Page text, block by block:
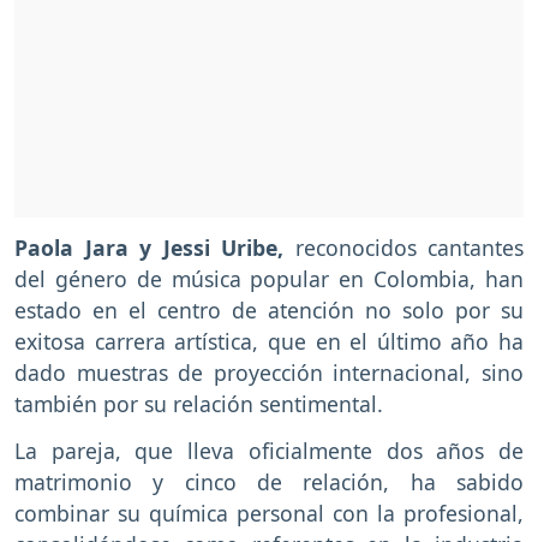
Paola Jara y Jessi Uribe, reconocidos cantantes
del género de música popular en Colombia, han
estado en el centro de atención no solo por su
exitosa carrera artística, que en el último año ha
dado muestras de proyección internacional, sino
también por su relación sentimental.
La pareja, que lleva oficialmente dos años de
matrimonio y cinco de relación, ha sabido
combinar su química personal con la profesional,